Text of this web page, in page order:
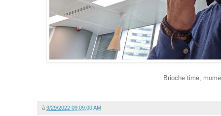
Brioche time,
à 9/29/2022 09:09:00 AM